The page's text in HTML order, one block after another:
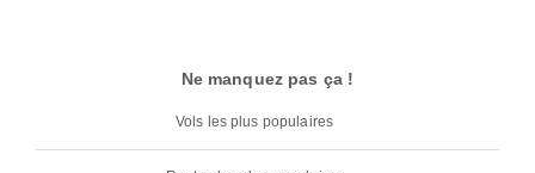
Ne manquez pas ça !
Vols les plus populaires